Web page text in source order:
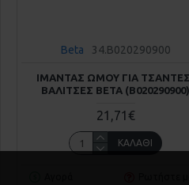
Beta 34.B020290900
ΙΜΆΝΤΑΣ ΏΜΟΥ ΓΙΑ
ΒΑΛΊΤΣΕΣ BETA (Β020290900)
21,71€
ΚΑΛΆΘΙ